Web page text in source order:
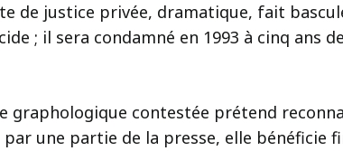
de justice privée, dramatique, fait
; il sera condamné en 1993 à cinq ans
graphologique contestée prétend
une partie de la presse, elle bénéficie